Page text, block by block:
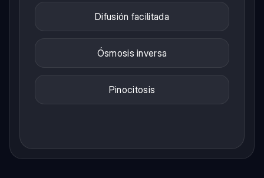
Difusión facilitada
Ósmosis inversa
Pinocitosis